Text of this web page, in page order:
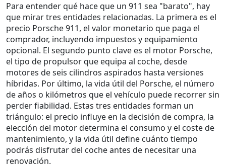
Para entender qué hace que un 911 sea "barato", hay
que mirar tres entidades relacionadas. La primera es el
precio Porsche 911, el valor monetario que paga el
comprador, incluyendo impuestos y equipamiento
opcional. El segundo punto clave es el motor Porsche,
el tipo de propulsor que equipa al coche, desde
motores de seis cilindros aspirados hasta versiones
híbridas. Por último, la vida útil del Porsche, el número
de años o kilómetros que el vehículo puede recorrer sin
perder fiabilidad. Estas tres entidades forman un
triángulo: el precio influye en la decisión de compra, la
elección del motor determina el consumo y el coste de
mantenimiento, y la vida útil define cuánto tiempo
podrás disfrutar del coche antes de necesitar una
renovación.